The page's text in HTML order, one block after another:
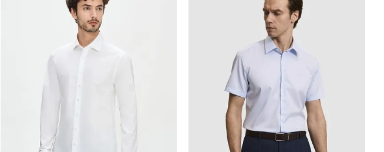
Добавить в корзину Добавить в корзину